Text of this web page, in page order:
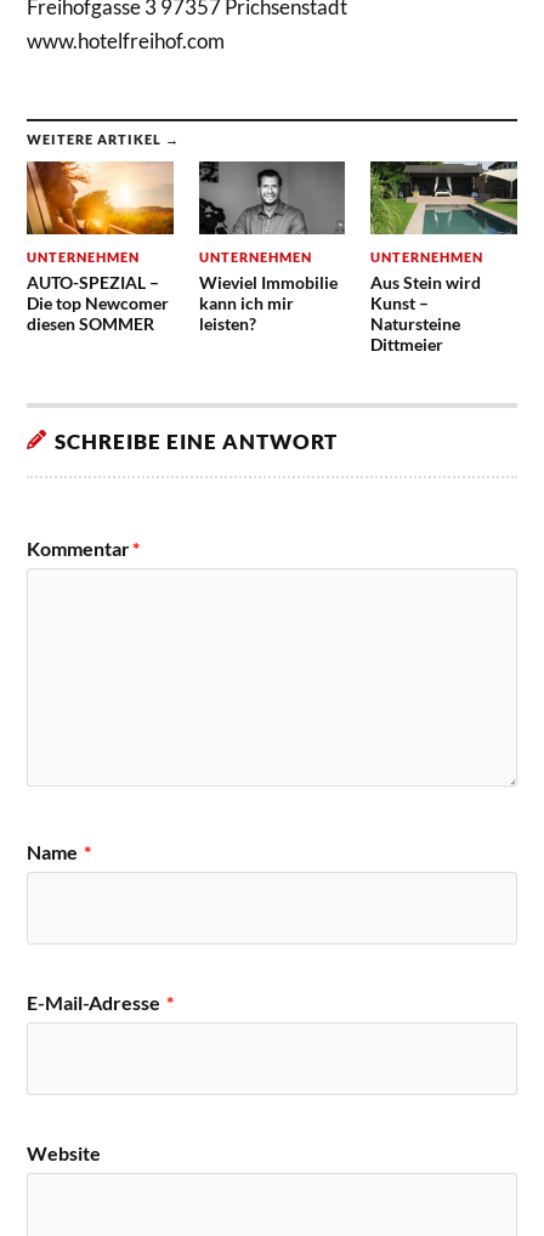
Freihofgasse 3 97357 Prichsenstadt
www.hotelfreihof.com
WEITERE ARTIKEL →
UNTERNEHMEN
AUTO-SPEZIAL –
Die top Newcomer
diesen SOMMER
UNTERNEHMEN
Wieviel Immobilie
kann ich mir
leisten?
UNTERNEHMEN
Aus Stein wird
Kunst –
Natursteine
Dittmeier
SCHREIBE EINE ANTWORT
Kommentar*
Name *
E-Mail-Adresse *
Website